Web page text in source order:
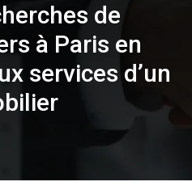
de
à Paris en
services d’un